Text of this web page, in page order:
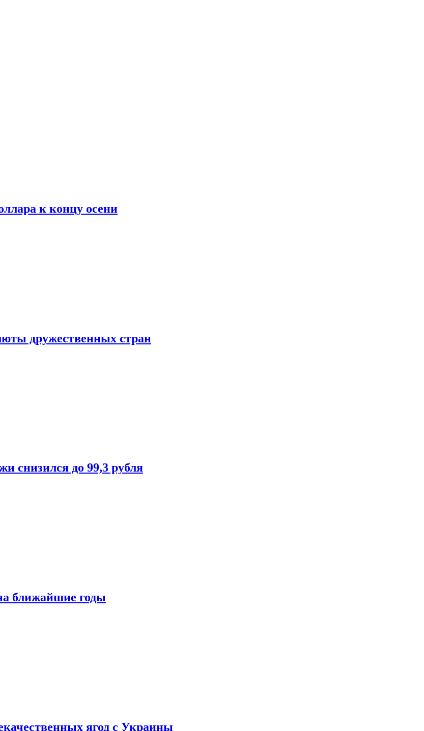
к концу осени
дружественных стран
снизился до 99,3 рубля
ближайшие годы
ягод с Украины